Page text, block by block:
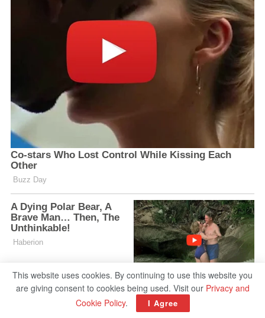
This website uses cookies. By continuing to use this website you
are giving consent to cookies being used. Visit our Privacy and
Cookie Policy. I Agree